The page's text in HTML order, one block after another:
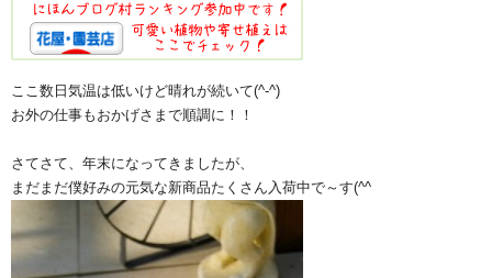
ここ数日気温は低いけど晴れが続いて(^-^)
お外の仕事もおかげさまで順調に！！
さてさて、年末になってきましたが、
まだまだ僕好みの元気な新商品たくさん入荷中で～す(^^ゞ